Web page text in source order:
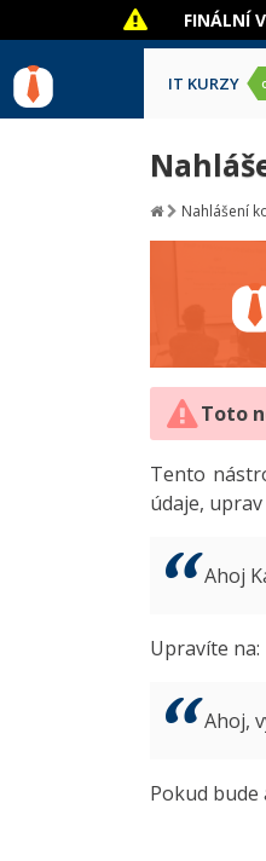
FINÁLNÍ
IT KURZY
Nahlášení
Toto
Tento
údaje,
Ahoj
Upravíte na:
Ahoj,
Pokud